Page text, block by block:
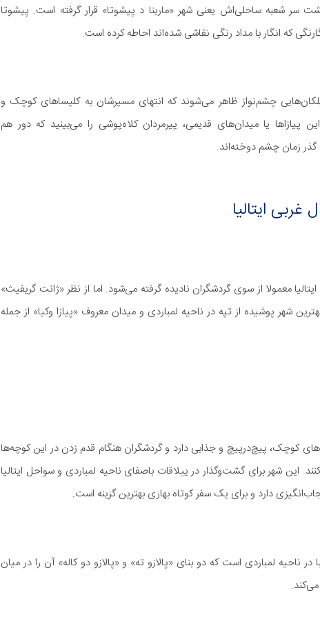
سر شعبه ساحلی‌اش یعنی شهر «مارینا د پیشوتا» قرار گرفته است. پیشوتا
که انگار با مداد رنگی نقاشی شده‌اند احاطه کرده است.
چشم‌نواز ظاهر می‌شوند که انتهای مسیرشان به کلیساهای کوچک و
پیازاها یا میدان‌های قدیمی، پیرمردان کلاه‌پوشی را می‌بینید که دور هم
زمان چشم دوخته‌اند.
معمولا از سوی گردشگران نادیده گرفته می‌شود. اما از نظر «ژانت گریفیث»
شهر پوشیده از تپه در ناحیه لمباردی و میدان معروف «پیازا وکیا» از جمله
کوچک، پیچ‌درپیچ و جذابی دارد و گردشگران هنگام قدم زدن در این کوچه‌ها
این شهر برای گشت‌وگذار در ییلاقات باصفای ناحیه لمباردی و سواحل ایتالیا
دارد و برای یک سفر کوتاه بهاری بهترین گزینه است.
در ناحیه لمباردی است که دو بنای «پالازو ته» و «پالازو دو کاله» آن را در میان
می‌کند.